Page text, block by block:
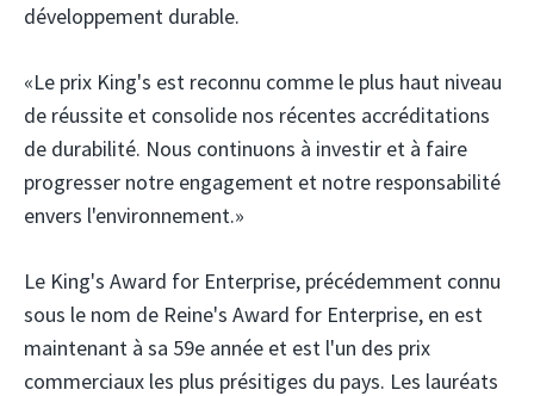
développement durable.
«Le prix King's est reconnu comme le plus haut niveau
de réussite et consolide nos récentes accréditations
de durabilité. Nous continuons à investir et à faire
progresser notre engagement et notre responsabilité
envers l'environnement.»
Le King's Award for Enterprise, précédemment connu
sous le nom de Reine's Award for Enterprise, en est
maintenant à sa 59e année et est l'un des prix
commerciaux les plus présitiges du pays. Les lauréats